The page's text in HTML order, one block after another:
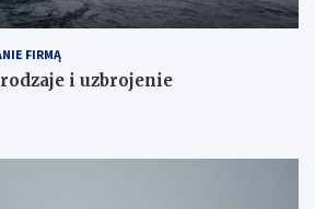
FIRMĄ
i uzbrojenie